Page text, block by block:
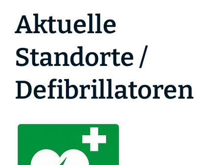
Aktuelle
Standorte /
Defibrillatoren